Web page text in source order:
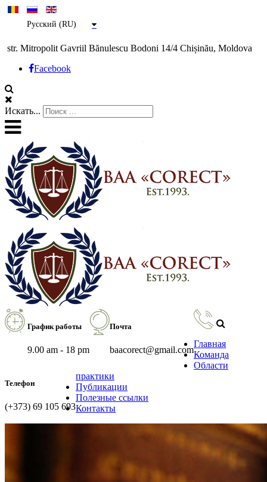
Русский (RU)
str. Mitropolit Gavriil Bănulescu Bodoni 14/4 Chișinău, Moldova
Facebook
Искать...
График работы
9.00 am - 18 pm
Почта
baacorect@gmail.com
Телефон
(+373) 69 105 693
Главная
Команда
Области
практики
Публикации
Полезные ссылки
Контакты